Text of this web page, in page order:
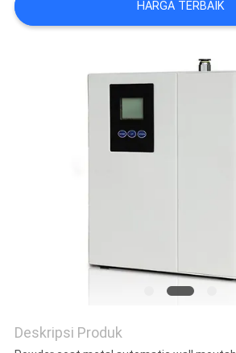
SITEMAP
HARGA TERBAIK
Deskripsi Produk